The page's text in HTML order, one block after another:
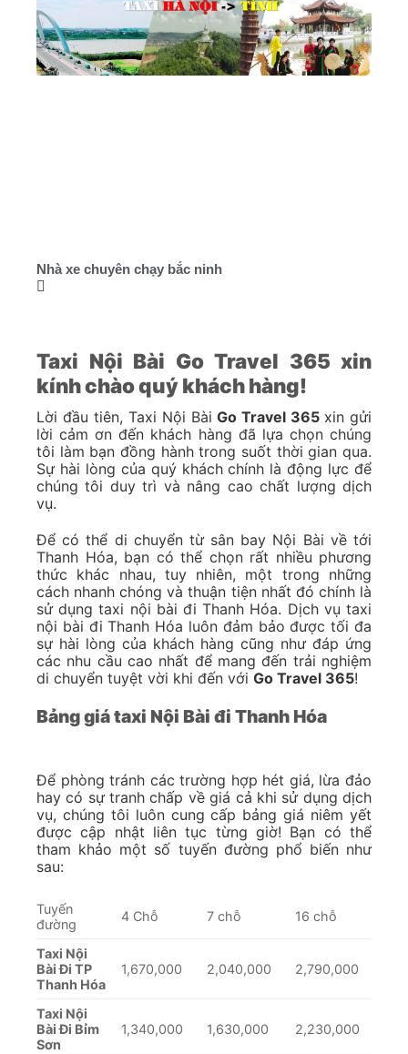
Nhà xe chuyên chạy bắc ninh
Taxi Nội Bài Go Travel 365 xin
kính chào quý khách hàng!
Lời đầu tiên, Taxi Nội BàiGo Travel 365 xin gửi
lời cảm ơn đến khách hàng đã lựa chọn chúng
tôi làm bạn đồng hành trong suốt thời gian qua.
Sự hài lòng của quý khách chính là động lực để
chúng tôi duy trì và nâng cao chất lượng dịch
vụ.
Để có thể di chuyển từ sân bay Nội Bài về tới
Thanh Hóa, bạn có thể chọn rất nhiều phương
thức khác nhau, tuy nhiên, một trong những
cách nhanh chóng và thuận tiện nhất đó chính là
sử dụng taxi nội bài đi Thanh Hóa. Dịch vụ taxi
nội bài đi Thanh Hóa luôn đảm bảo được tối đa
sự hài lòng của khách hàng cũng như đáp ứng
các nhu cầu cao nhất để mang đến trải nghiệm
di chuyển tuyệt vời khi đến với Go Travel 365!
Bảng giá taxi Nội Bài đi Thanh Hóa
Để phòng tránh các trường hợp hét giá, lừa đảo
hay có sự tranh chấp về giá cả khi sử dụng dịch
vụ, chúng tôi luôn cung cấp bảng giá niêm yết
được cập nhật liên tục từng giờ! Bạn có thể
tham khảo một số tuyến đường phổ biến như
sau:
Tuyến
đường
4 Chỗ 7 chỗ 16 chỗ
Taxi Nội
Bài Đi TP
Thanh Hóa
1,670,000 2,040,000 2,790,000
Taxi Nội
Bài Đi Bỉm
Sơn
1,340,000 1,630,000 2,230,000